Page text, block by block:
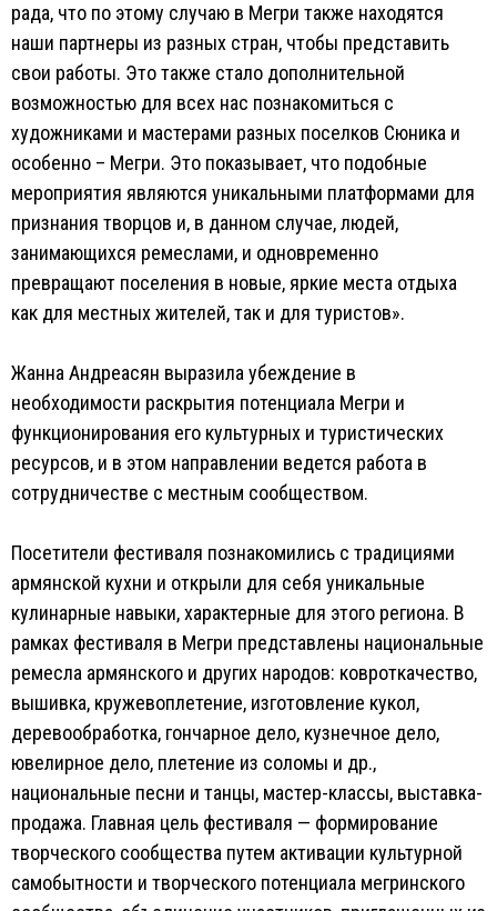
рада, что по этому случаю в Мегри также находятся
наши партнеры из разных стран, чтобы представить
свои работы. Это также стало дополнительной
возможностью для всех нас познакомиться с
художниками и мастерами разных поселков Сюника и
особенно – Мегри. Это показывает, что подобные
мероприятия являются уникальными платформами для
признания творцов и, в данном случае, людей,
занимающихся ремеслами, и одновременно
превращают поселения в новые, яркие места отдыха
как для местных жителей, так и для туристов».
Жанна Андреасян выразила убеждение в
необходимости раскрытия потенциала Мегри и
функционирования его культурных и туристических
ресурсов, и в этом направлении ведется работа в
сотрудничестве с местным сообществом.
Посетители фестиваля познакомились с традициями
армянской кухни и открыли для себя уникальные
кулинарные навыки, характерные для этого региона. В
рамках фестиваля в Мегри представлены национальные
ремесла армянского и других народов: ковроткачество,
вышивка, кружевоплетение, изготовление кукол,
деревообработка, гончарное дело, кузнечное дело,
ювелирное дело, плетение из соломы и др.,
национальные песни и танцы, мастер-классы, выставка-
продажа. Главная цель фестиваля — формирование
творческого сообщества путем активации культурной
самобытности и творческого потенциала мегринского